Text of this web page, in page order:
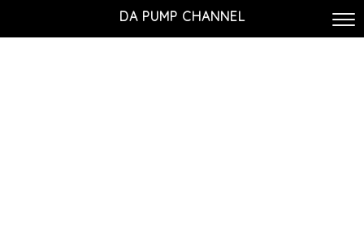
DA PUMP CHANNEL